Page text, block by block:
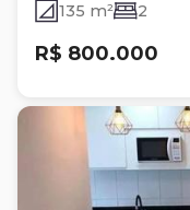
135 m² 2
R$ 800.000